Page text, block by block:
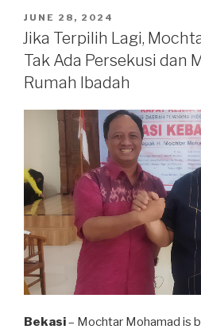
Gangga,
Taman
Raja-
Raja”
POSTED
ON
JUNE 28, 2024
Jika Terpilih Lagi,
Tak Ada Persekusi dan
Rumah Ibadah
Bekasi– Mochtar Mohamad is